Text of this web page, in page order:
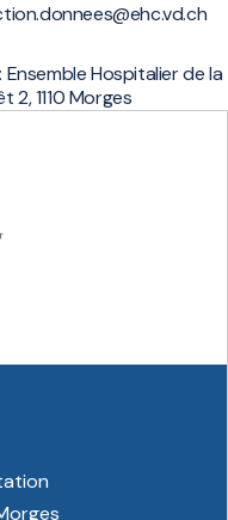
Hospitalier de la
2, 1110 Morges